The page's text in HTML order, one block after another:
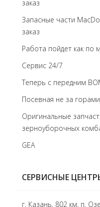
заказ
Запасные части
заказ
Работа пойдет как по
Сервис 24/7
Теперь с передним
Посевная не за
Оригинальные
зерноуборочных
GEA
СЕРВИСНЫЕ
г. Казань, 802 км, п.